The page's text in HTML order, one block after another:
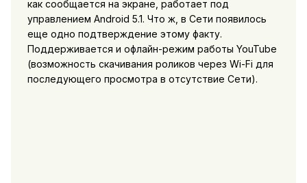
как сообщается на экране, работает под
управлением Android 5.1. Что ж, в Сети появилось
еще одно подтверждение этому факту.
Поддерживается и офлайн-режим работы YouTube
(возможность скачивания роликов через Wi-Fi для
последующего просмотра в отсутствие Сети).